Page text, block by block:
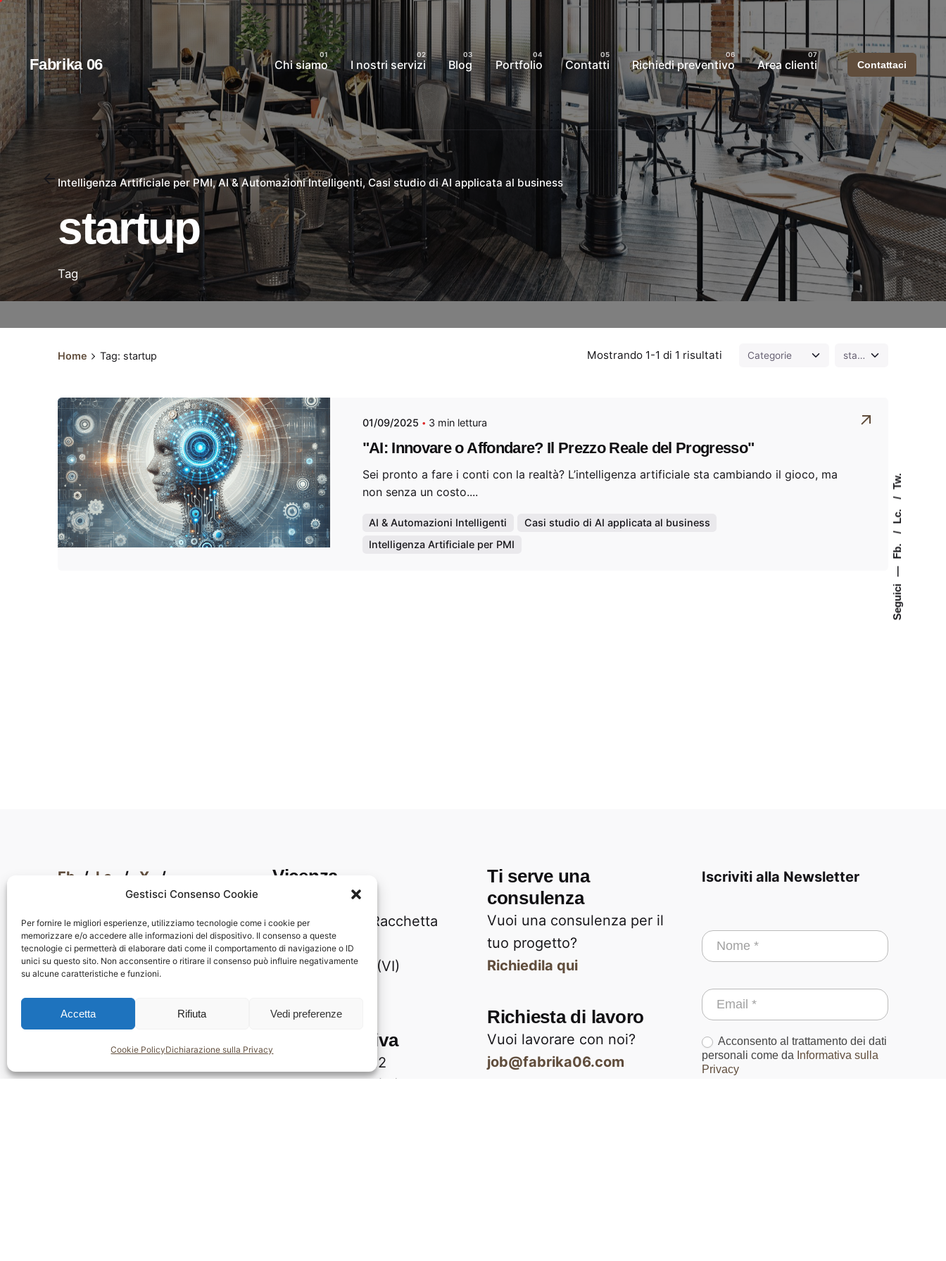
Gestisci Consenso Cookie
Per fornire le migliori esperienze, utilizziamo tecnologie come i cookie per
memorizzare e/o accedere alle informazioni del dispositivo. Il consenso a queste
tecnologie ci permetterà di elaborare dati come il comportamento di navigazione o ID
unici su questo sito. Non acconsentire o ritirare il consenso può influire negativamente
su alcune caratteristiche e funzioni.
Accetta Rifiuta Vedi preferenze
Cookie PolicyDichiarazione sulla Privacy
Seguici
Fb.
Lc.
Tw.
Salta
al
contenuto
Fabrika 06 Chi siamo I nostri servizi Blog Portfolio Contatti Richiedi preventivo Area clienti Contattaci
Intelligenza Artificiale per PMI AI & Automazioni Intelligenti Casi studio di AI applicata al business
startup
Tag
Home Tag: startup Mostrando 1-1 di 1 risultati
Scritto da
Andrea Prando
01/09/2025 3 min lettura
"AI: Innovare o Affondare? Il Prezzo Reale del Progresso"
Sei pronto a fare i conti con la realtà? L’intelligenza artificiale sta cambiando il gioco, ma
non senza un costo....
AI & Automazioni Intelligenti
Casi studio di AI applicata al business
Intelligenza Artificiale per PMI
Fb. / Lc. / X. / Vicenza
Stradella della Racchetta
18,
36100 Vicenza (VI)
Sede operativa
Viale Verona, 112
Ti serve una
consulenza
Vuoi una consulenza per il
tuo progetto?
Richiedila qui
Richiesta di lavoro
Vuoi lavorare con noi?
job@fabrika06.com
Iscriviti alla Newsletter
Iscriviti
alla
Acconsento al trattamento dei dati
personali come da Informativa sulla
Privacy